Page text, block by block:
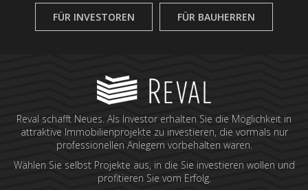
FÜR INVESTOREN FÜR BAUHERREN
Reval schafft Neues. Als Investor erhalten Sie die Möglichkeit in
attraktive Immobilienprojekte zu investieren, die vormals nur
professionellen Anlegern vorbehalten waren.
Wählen Sie selbst Projekte aus, in die Sie investieren wollen und
profitieren Sie vom Erfolg.